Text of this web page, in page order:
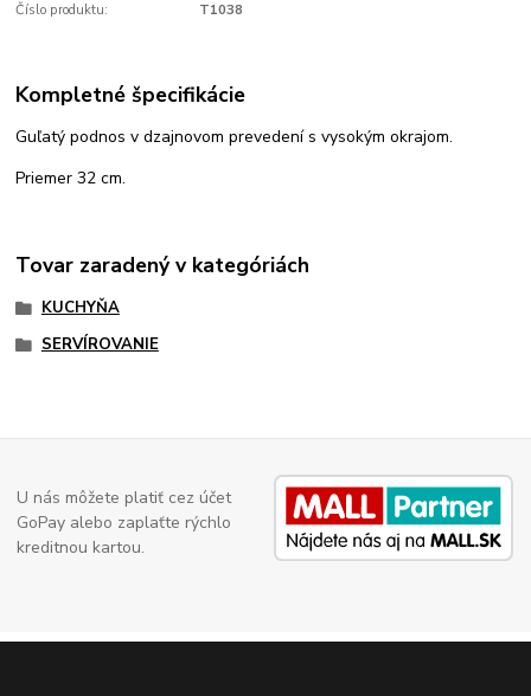
Číslo produktu: T1038
Kompletné špecifikácie
Guľatý podnos v dzajnovom prevedení s vysokým okrajom.
Priemer 32 cm.
Tovar zaradený v kategóriách
KUCHYŇA
SERVÍROVANIE
U nás môžete platiť cez účet
GoPay alebo zaplaťte rýchlo
kreditnou kartou.